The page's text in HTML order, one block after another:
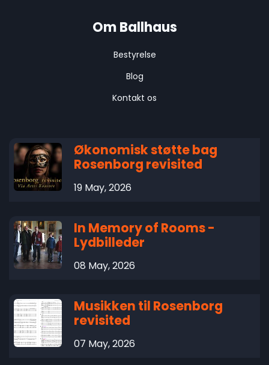
Om Ballhaus
Bestyrelse
Blog
Kontakt os
Økonomisk støtte bag
Rosenborg revisited
19 May, 2026
In Memory of Rooms -
Lydbilleder
08 May, 2026
Musikken til Rosenborg
revisited
07 May, 2026